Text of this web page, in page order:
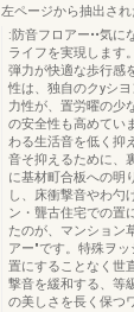
左ページから抽出さ
:防音フロアー••気
ライフを実現します
弾力が快適な歩行感
性は、独自のクyシ
力性が、置労曜の少
の安全性も高めてい
わる生活音を低く抑
音そ抑えるために、
に基材町合板への明
し、床衝撃音やわ勺
ン・聾古住宅での置
たのが、マンション
アー"です。特殊ヲ
置にすることなく世
撃音を緩和する、等
の美しさを長く保つ